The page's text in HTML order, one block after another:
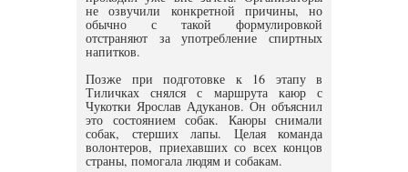
не озвучили конкретной причины, но
обычно с такой формулировкой
отстраняют за употребление спиртных
напитков.
Позже при подготовке к 16 этапу в
Тиличках снялся с маршрута каюр с
Чукотки Ярослав Адуканов. Он объяснил
это состоянием собак. Каюры снимали
собак, стерших лапы. Целая команда
волонтеров, приехавших со всех концов
страны, помогала людям и собакам.